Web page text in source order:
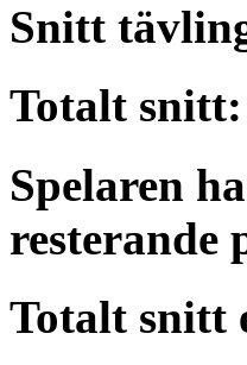
Snitt
Totalt snitt:
Spelaren
resterande
Totalt snitt